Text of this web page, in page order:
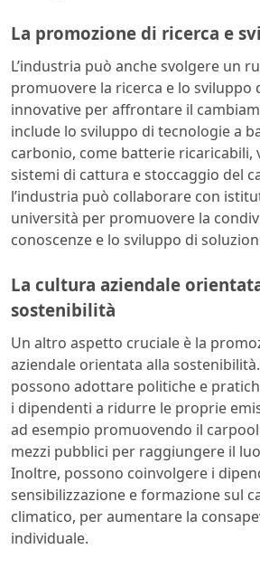
La promozione di ricerca e
L’industria può anche svolgere un
promuovere la ricerca e lo sviluppo
innovative per affrontare il
include lo sviluppo di tecnologie a
carbonio, come batterie ricaricabili,
sistemi di cattura e stoccaggio del
l’industria può collaborare con
università per promuovere la
conoscenze e lo sviluppo di
La cultura aziendale
sostenibilità
Un altro aspetto cruciale è la
aziendale orientata alla
possono adottare politiche e
i dipendenti a ridurre le proprie
ad esempio promuovendo il
mezzi pubblici per raggiungere il
Inoltre, possono coinvolgere i
sensibilizzazione e formazione sul
climatico, per aumentare la
individuale.